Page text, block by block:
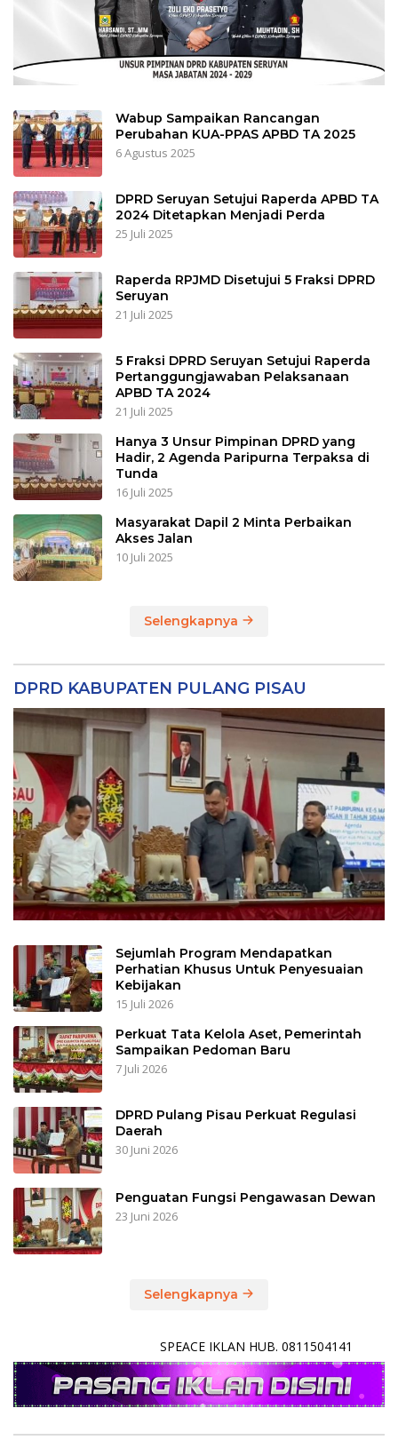
Wabup Sampaikan Rancangan
Perubahan KUA-PPAS APBD TA 2025
6 Agustus 2025
DPRD Seruyan Setujui Raperda APBD TA
2024 Ditetapkan Menjadi Perda
25 Juli 2025
Raperda RPJMD Disetujui 5 Fraksi DPRD
Seruyan
21 Juli 2025
5 Fraksi DPRD Seruyan Setujui Raperda
Pertanggungjawaban Pelaksanaan
APBD TA 2024
21 Juli 2025
Hanya 3 Unsur Pimpinan DPRD yang
Hadir, 2 Agenda Paripurna Terpaksa di
Tunda
16 Juli 2025
Masyarakat Dapil 2 Minta Perbaikan
Akses Jalan
10 Juli 2025
Selengkapnya
DPRD KABUPATEN PULANG PISAU
Sejumlah Program Mendapatkan
Perhatian Khusus Untuk Penyesuaian
Kebijakan
15 Juli 2026
Perkuat Tata Kelola Aset, Pemerintah
Sampaikan Pedoman Baru
7 Juli 2026
DPRD Pulang Pisau Perkuat Regulasi
Daerah
30 Juni 2026
Penguatan Fungsi Pengawasan Dewan
23 Juni 2026
Selengkapnya
SPEACE IKLAN HUB. 0811504141